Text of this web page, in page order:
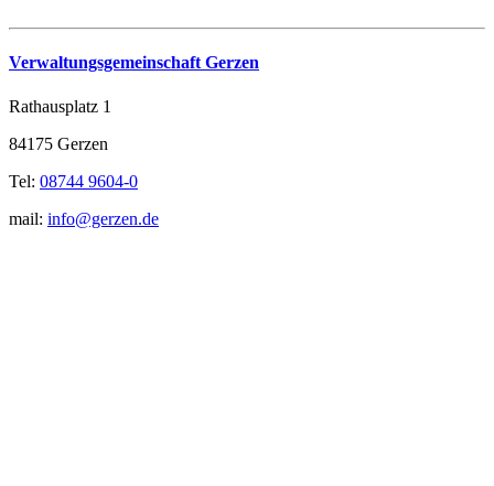
Verwaltungsgemeinschaft Gerzen
Rathausplatz 1
84175 Gerzen
Tel: 08744 9604-0
mail: info@gerzen.de